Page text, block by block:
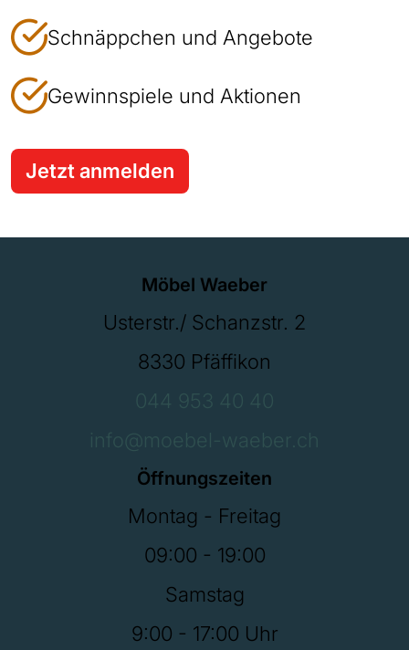
Schnäppchen und Angebote
Gewinnspiele und Aktionen
Jetzt anmelden
Möbel Waeber
Usterstr./ Schanzstr. 2
8330 Pfäffikon
044 953 40 40
info@moebel-waeber.ch
Öffnungszeiten
Montag - Freitag
09:00 - 19:00
Samstag
9:00 - 17:00 Uhr